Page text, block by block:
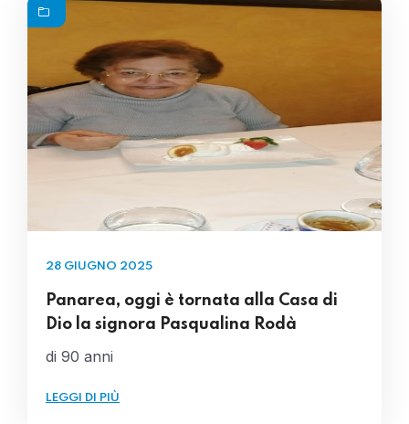
28 GIUGNO 2025
Panarea, oggi è tornata alla Casa di
Dio la signora Pasqualina Rodà
di 90 anni
LEGGI DI PIÙ